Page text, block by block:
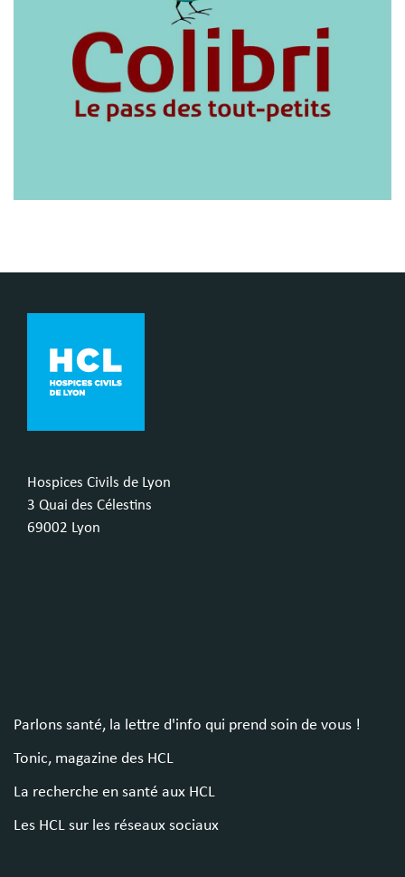
Hospices Civils de Lyon
3 Quai des Célestins
69002 Lyon
Parlons santé, la lettre d'info qui prend soin de vous !
Tonic, magazine des HCL
La recherche en santé aux HCL
Les HCL sur les réseaux sociaux